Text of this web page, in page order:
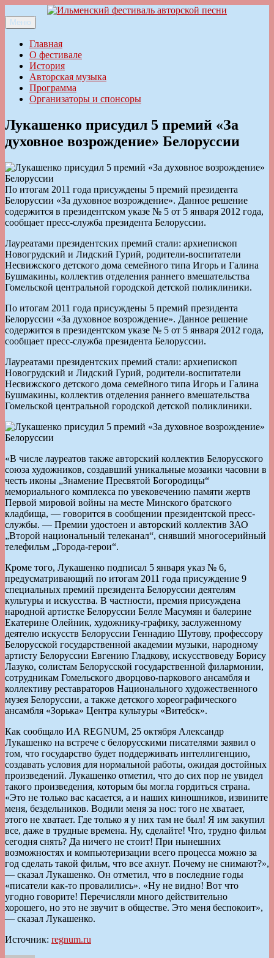
к
содержимому
Ильменский фестиваль авторской песни
Меню
Главная
О фестивале
История
Авторская музыка
Программа
Организаторы и спонсоры
Лукашенко присудил 5 премий «За
духовное возрождение» Белоруссии
По итогам 2011 года присуждены 5 премий президента
Белоруссии «За духовное возрождение». Данное решение
содержится в президентском указе № 5 от 5 января 2012 года,
сообщает пресс-служба президента Белоруссии.
Лауреатами президентских премий стали: архиепископ
Новогрудский и Лидский Гурий, родители-воспитатели
Несвижского детского дома семейного типа Игорь и Галина
Бушмакины, коллектив отделения раннего вмешательства
Гомельской центральной городской детской поликлиники.
По итогам 2011 года присуждены 5 премий президента
Белоруссии «За духовное возрождение». Данное решение
содержится в президентском указе № 5 от 5 января 2012 года,
сообщает пресс-служба президента Белоруссии.
Лауреатами президентских премий стали: архиепископ
Новогрудский и Лидский Гурий, родители-воспитатели
Несвижского детского дома семейного типа Игорь и Галина
Бушмакины, коллектив отделения раннего вмешательства
Гомельской центральной городской детской поликлиники.
«В числе лауреатов также авторский коллектив Белорусского
союза художников, создавший уникальные мозаики часовни в
честь иконы „Знамение Пресвятой Богородицы“
мемориального комплекса по увековечению памяти жертв
Первой мировой войны на месте Минского братского
кладбища, — говорится в сообщении президентской пресс-
службы. — Премии удостоен и авторский коллектив ЗАО
„Второй национальный телеканал“, снявший многосерийный
телефильм „Города-герои“.
Кроме того, Лукашенко подписал 5 января указ № 6,
предусматривающий по итогам 2011 года присуждение 9
специальных премий президента Белоруссии деятелям
культуры и искусства. В частности, премия присуждена
народной артистке Белоруссии Белле Масумян и балерине
Екатерине Олейник, художнику-графику, заслуженному
деятелю искусств Белоруссии Геннадию Шутову, профессору
Белорусской государственной академии музыки, народному
артисту Белоруссии Евгению Гладкову, искусствоведу Борису
Лазуко, солистам Белорусской государственной филармонии,
сотрудникам Гомельского дворцово-паркового ансамбля и
коллективу реставраторов Национального художественного
музея Белоруссии, а также детского хореографического
ансамбля «Зорька» Центра культуры «Витебск».
Как сообщало ИА REGNUM, 25 октября Александр
Лукашенко на встрече с белорусскими писателями заявил о
том, что государство будет поддерживать интеллигенцию,
создавать условия для нормальной работы, ожидая достойных
произведений. Лукашенко отметил, что до сих пор не увидел
такого произведения, которым бы могла гордиться страна.
«Это не только вас касается, а и наших киношников, извините
меня, бездельников. Водили меня за нос: того не хватает,
этого не хватает. Где только я у них там не был! Я им закупил
все, даже в трудные времена. Ну, сделайте! Что, трудно фильм
сегодня снять? Да ничего не стоит! При нынешних
возможностях и компьютеризации всего процесса можно за
год сделать такой фильм, что все ахнут. Почему не снимают?»,
— сказал Лукашенко. Он отметил, что в последние годы
«писатели как-то провалились». «Ну не видно! Вот что
угодно говорите! Перечисляли много действительно
хорошего, но это не звучит в обществе. Это меня беспокоит»,
— сказал Лукашенко.
Источник: regnum.ru